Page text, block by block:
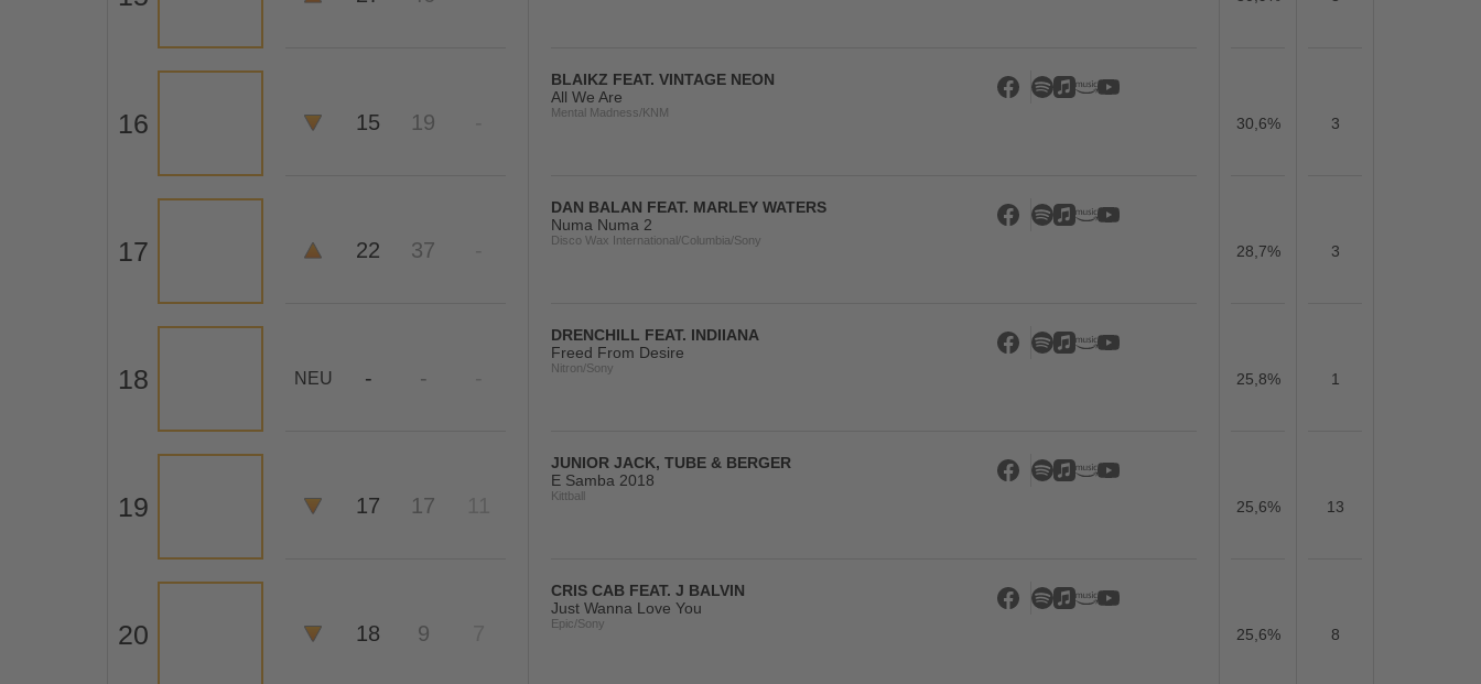
16 15 19
BLAIKZ FEAT. VINTAGE NEON
All We Are
Mental Madness/KNM
30,6% 3
17 22 37
DAN BALAN FEAT. MARLEY WATERS
Numa Numa 2
Disco Wax International/Columbia/Sony
28,7% 3
18 NEU - -
DRENCHILL FEAT. INDIIANA
Freed From Desire
Nitron/Sony
25,8% 1
19 17 17
JUNIOR JACK, TUBE & BERGER
E Samba 2018
Kittball
25,6% 13
20 18 9
CRIS CAB FEAT. J BALVIN
Just Wanna Love You
Epic/Sony
25,6% 8